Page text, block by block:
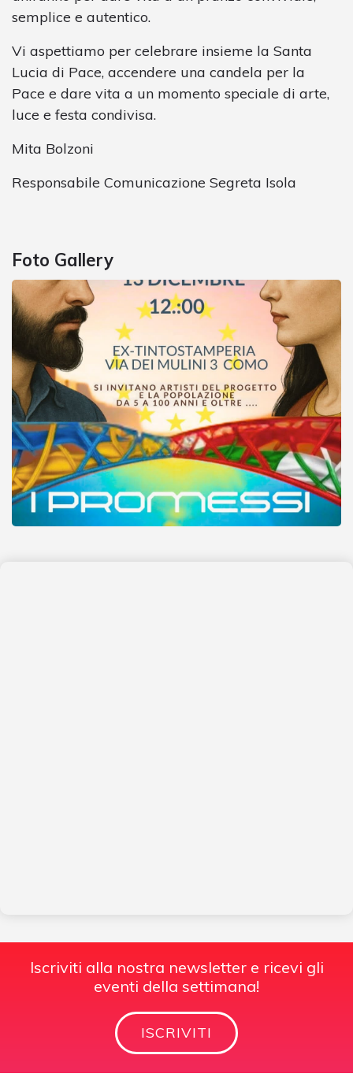
semplice e autentico.
Vi aspettiamo per celebrare insieme la Santa
Lucia di Pace, accendere una candela per la
Pace e dare vita a un momento speciale di arte,
luce e festa condivisa.
Mita Bolzoni
Responsabile Comunicazione Segreta Isola
Foto Gallery
Iscriviti alla nostra newsletter e ricevi gli
eventi della settimana!
ISCRIVITI